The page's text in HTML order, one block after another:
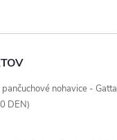
nohavice - Gatta
DEN)